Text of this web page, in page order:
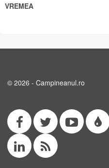
VREMEA
© 2026 - Campineanul.ro